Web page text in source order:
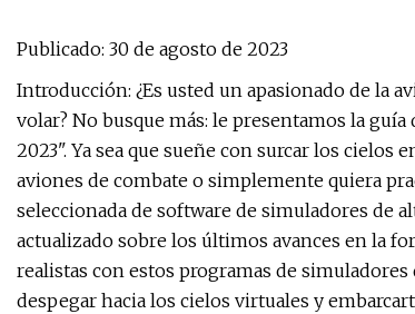
Publicado: 30 de agosto de 2023
Introducción: ¿Es usted un apasionado de la
volar? No busque más: le presentamos la
2023". Ya sea que sueñe con surcar los
aviones de combate o simplemente quiera
seleccionada de software de simuladores de
actualizado sobre los últimos avances en la
realistas con estos programas de
despegar hacia los cielos virtuales y